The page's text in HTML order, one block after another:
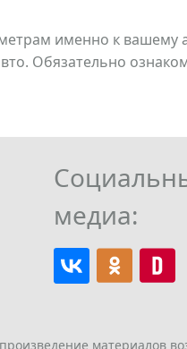
именно к вашему
Обязательно
медиа:
материалов